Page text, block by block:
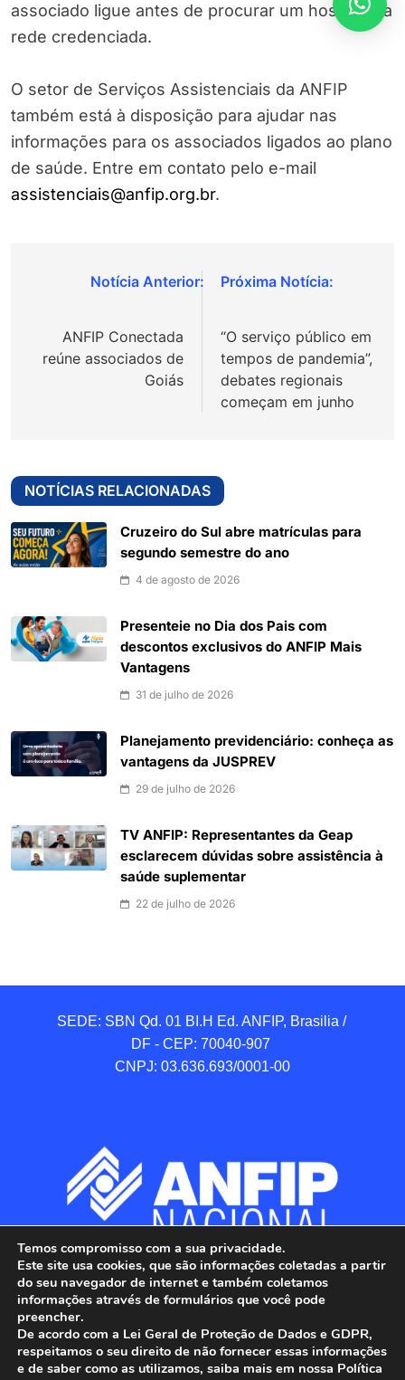
associado ligue antes de procurar um hospital da
rede credenciada.
O setor de Serviços Assistenciais da ANFIP
também está à disposição para ajudar nas
informações para os associados ligados ao plano
de saúde. Entre em contato pelo e-mail
assistenciais@anfip.org.br.
Navegação
Post
ANFIP Conectada
reúne associados de
Goiás
“O serviço público em
tempos de pandemia”,
debates regionais
começam em junho
NOTÍCIAS RELACIONADAS
Cruzeiro do Sul abre matrículas para
segundo semestre do ano
4 de agosto de 2026
Presenteie no Dia dos Pais com
descontos exclusivos do ANFIP Mais
Vantagens
31 de julho de 2026
Planejamento previdenciário: conheça as
vantagens da JUSPREV
29 de julho de 2026
TV ANFIP: Representantes da Geap
esclarecem dúvidas sobre assistência à
saúde suplementar
22 de julho de 2026
SEDE: SBN Qd. 01 BI.H Ed. ANFIP, Brasilia /
DF - CEP: 70040-907
CNPJ: 03.636.693/0001-00
Temos compromisso com a sua privacidade.
Este site usa cookies, que são informações coletadas a partir
do seu navegador de internet e também coletamos
informações através de formulários que você pode
preencher.
De acordo com a Lei Geral de Proteção de Dados e GDPR,
respeitamos o seu direito de não fornecer essas informações
e de saber como as utilizamos, saiba mais em nossa Política